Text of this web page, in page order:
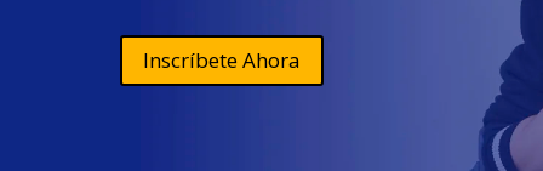
Inscríbete Ahora